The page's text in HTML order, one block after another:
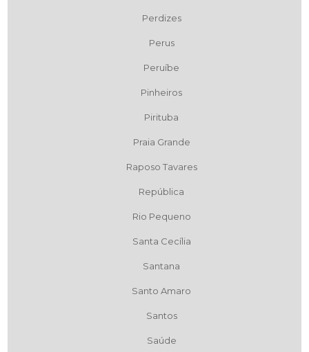
Perdizes
Perus
Peruíbe
Pinheiros
Pirituba
Praia Grande
Raposo Tavares
República
Rio Pequeno
Santa Cecília
Santana
Santo Amaro
Santos
Saúde